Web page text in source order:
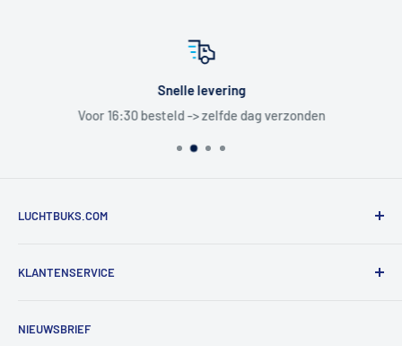
Snelle levering
Voor 16:30 besteld -> zelfde dag verzonden
LUCHTBUKS.COM
Utrechtlaan 9
Tel:+31 6 345 30 448
KLANTENSERVICE
Informatie
NIEUWSBRIEF